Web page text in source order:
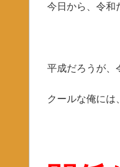
今日から、令和
平成だろうが、
クールな俺には、